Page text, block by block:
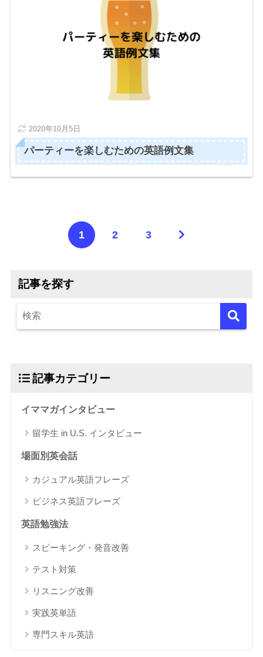
2020年10月5日
パーティーを楽しむための英語例文集
1 2 3
記事を探す
記事カテゴリー
イママガインタビュー
留学生 in U.S. インタビュー
場面別英会話
カジュアル英語フレーズ
ビジネス英語フレーズ
英語勉強法
スピーキング・発音改善
テスト対策
リスニング改善
実践英単語
専門スキル英語